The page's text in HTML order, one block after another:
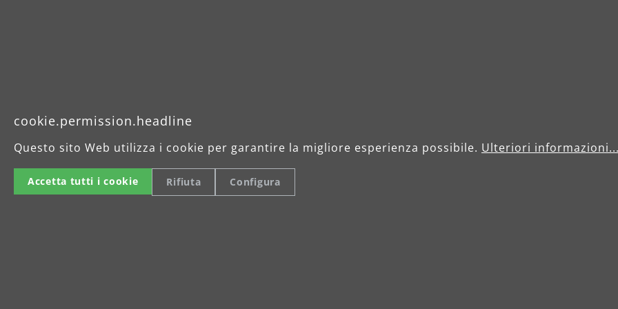
cookie.permission.headline
Questo sito Web utilizza i cookie per garantire la migliore esperienza possibile. Ulteriori informazioni...
Accetta tutti i cookie Rifiuta Configura